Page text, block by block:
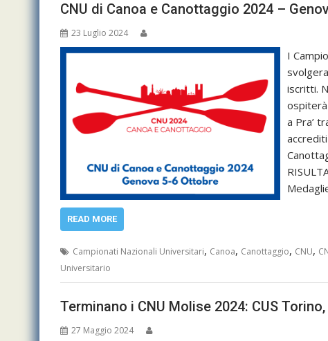
CNU di Canoa e Canottaggio 2024 –
23 Luglio 2024
I
iscritti.
ospiterà
a Pra’
READ MORE
Campionati Nazionali Universitari, Canoa, Canottaggio, CNU,
Universitario
Terminano i CNU Molise 2024: CUS
27 Maggio 2024